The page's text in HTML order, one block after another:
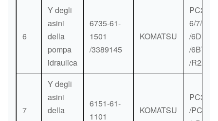
6
Y degli
asini
della
pompa
idraulica
6735-61-
1501
/3389145
KOMATSU
PC200-
6/7/8
/6D102
/6BT5.9
/R220-5
7
Y degli
asini
della
6151-61-
1101
KOMATSU
PC300-
/